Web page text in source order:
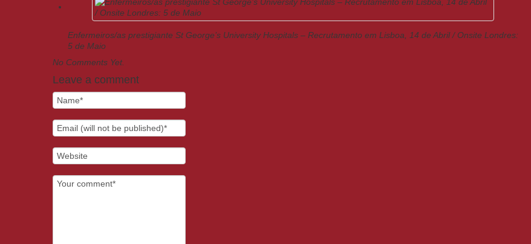
Enfermeiros/as prestigiante St George’s University Hospitals – Recrutamento em Lisboa, 14 de Abril / Onsite Londres:
5 de Maio
No Comments Yet.
Leave a comment